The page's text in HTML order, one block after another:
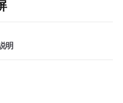
明